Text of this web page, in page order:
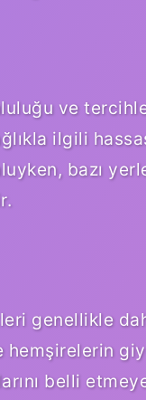
ve
ilgili
bazı
genellikle
hemşirelerin
belli